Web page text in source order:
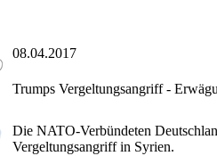
08.04.2017
Trumps Vergeltungsangriff -
Die NATO-Verbündeten
Vergeltungsangriff in Syrien.